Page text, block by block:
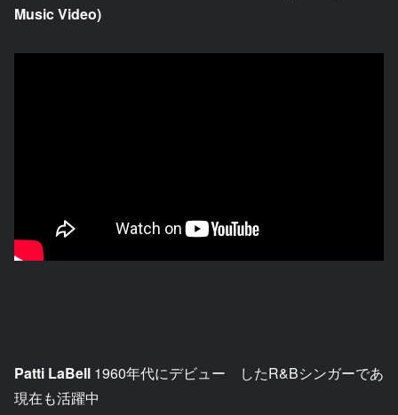
Music Video)
Patti LaBell 1960年代にデビュー したR&Bシンガーであ
現在も活躍中